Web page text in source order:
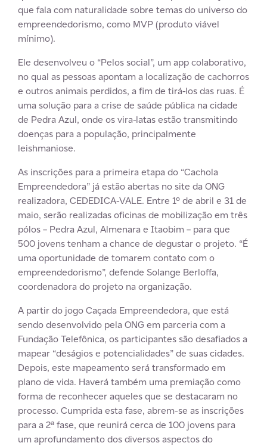
que fala com naturalidade sobre temas do universo do
empreendedorismo, como MVP (produto viável
mínimo).
Ele desenvolveu o “Pelos social”, um app colaborativo,
no qual as pessoas apontam a localização de cachorros
e outros animais perdidos, a fim de tirá-los das ruas. É
uma solução para a crise de saúde pública na cidade
de Pedra Azul, onde os vira-latas estão transmitindo
doenças para a população, principalmente
leishmaniose.
As inscrições para a primeira etapa do “Cachola
Empreendedora” já estão abertas no site da ONG
realizadora, CEDEDICA-VALE. Entre 1º de abril e 31 de
maio, serão realizadas oficinas de mobilização em três
pólos – Pedra Azul, Almenara e Itaobim – para que
500 jovens tenham a chance de degustar o projeto. “É
uma oportunidade de tomarem contato com o
empreendedorismo”, defende Solange Berloffa,
coordenadora do projeto na organização.
A partir do jogo Caçada Empreendedora, que está
sendo desenvolvido pela ONG em parceria com a
Fundação Telefônica, os participantes são desafiados a
mapear “deságios e potencialidades” de suas cidades.
Depois, este mapeamento será transformado em
plano de vida. Haverá também uma premiação como
forma de reconhecer aqueles que se destacaram no
processo. Cumprida esta fase, abrem-se as inscrições
para a 2ª fase, que reunirá cerca de 100 jovens para
um aprofundamento dos diversos aspectos do